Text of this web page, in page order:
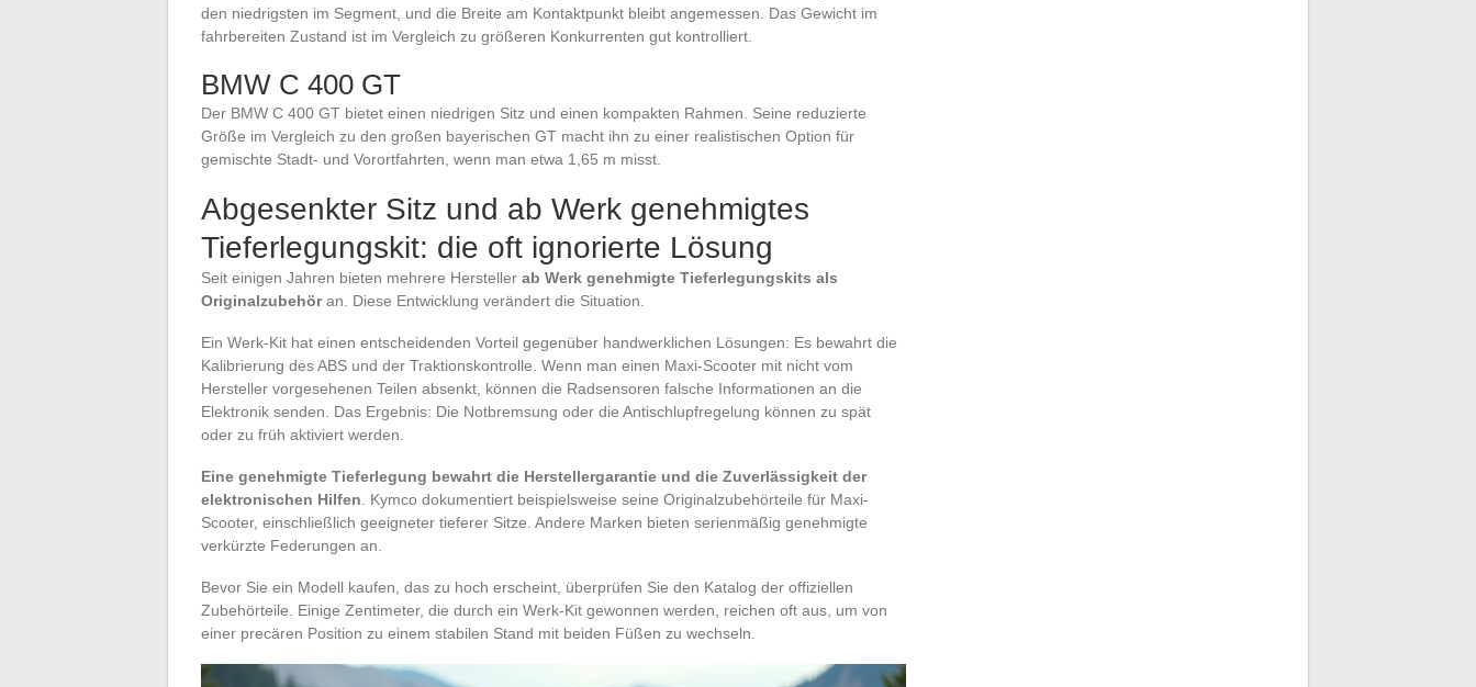
den niedrigsten im Segment, und die Breite am Kontaktpunkt bleibt angemessen. Das Gewicht im
fahrbereiten Zustand ist im Vergleich zu größeren Konkurrenten gut kontrolliert.
BMW C 400 GT
Der BMW C 400 GT bietet einen niedrigen Sitz und einen kompakten Rahmen. Seine reduzierte
Größe im Vergleich zu den großen bayerischen GT macht ihn zu einer realistischen Option für
gemischte Stadt- und Vorortfahrten, wenn man etwa 1,65 m misst.
Abgesenkter Sitz und ab Werk genehmigtes
Tieferlegungskit: die oft ignorierte Lösung
Seit einigen Jahren bieten mehrere Hersteller ab Werk genehmigte Tieferlegungskits als
Originalzubehöran. Diese Entwicklung verändert die Situation.
Ein Werk-Kit hat einen entscheidenden Vorteil gegenüber handwerklichen Lösungen: Es bewahrt die
Kalibrierung des ABS und der Traktionskontrolle. Wenn man einen Maxi-Scooter mit nicht vom
Hersteller vorgesehenen Teilen absenkt, können die Radsensoren falsche Informationen an die
Elektronik senden. Das Ergebnis: Die Notbremsung oder die Antischlupfregelung können zu spät
oder zu früh aktiviert werden.
Eine genehmigte Tieferlegung bewahrt die Herstellergarantie und die Zuverlässigkeit der
elektronischen Hilfen . Kymco dokumentiert beispielsweise seine Originalzubehörteile für Maxi-
Scooter, einschließlich geeigneter tieferer Sitze. Andere Marken bieten serienmäßig genehmigte
verkürzte Federungen an.
Bevor Sie ein Modell kaufen, das zu hoch erscheint, überprüfen Sie den Katalog der offiziellen
Zubehörteile. Einige Zentimeter, die durch ein Werk-Kit gewonnen werden, reichen oft aus, um von
einer precären Position zu einem stabilen Stand mit beiden Füßen zu wechseln.